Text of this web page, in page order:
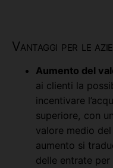
Vantaggi per le
Aumento del
ai clienti la
incentivare
superiore, con
valore medio
aumento si
delle entrate per